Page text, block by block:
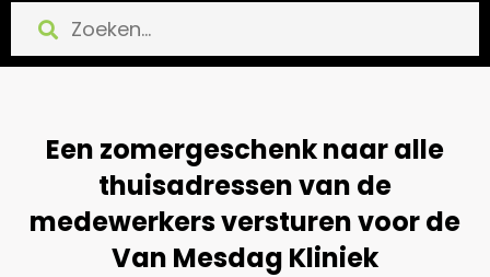
Een zomergeschenk naar alle
thuisadressen van de
medewerkers versturen voor de
Van Mesdag Kliniek